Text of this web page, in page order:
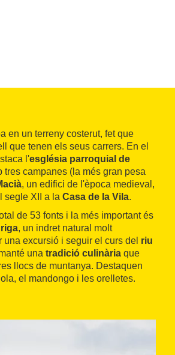
en un terreny costerut, fet que
que tenen els seus carrers. En el
l'església parroquial de
tres campanes (la més gran pesa
, un edifici de l'època medieval,
segle XII a la Casa de la Vila.
de 53 fonts i la més important és
, un indret natural molt
una excursió i seguir el curs del riu
una tradició culinària que
llocs de muntanya. Destaquen
el mandongo i les orelletes.